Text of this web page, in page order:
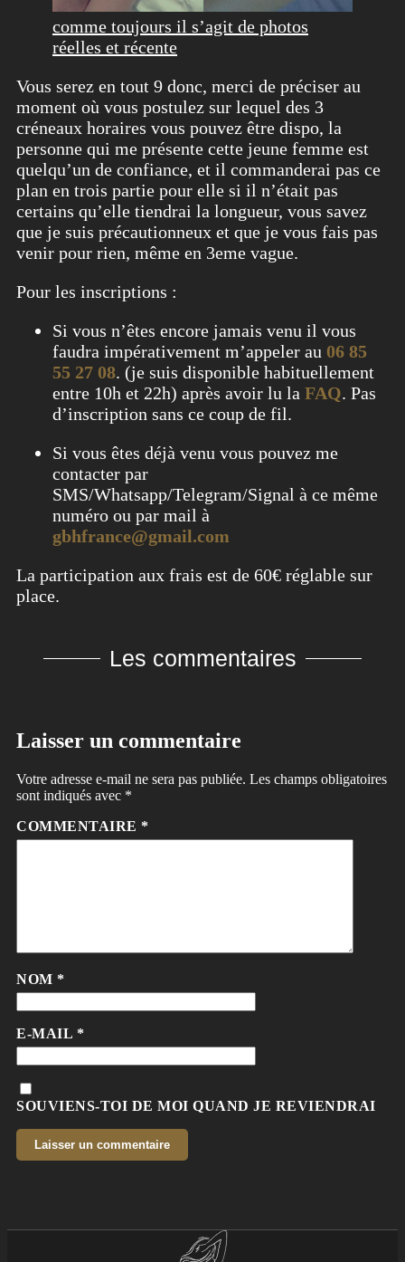
comme toujours il s’agit de photos
réelles et récente
Vous serez en tout 9 donc, merci de préciser au
moment où vous postulez sur lequel des 3
créneaux horaires vous pouvez être dispo, la
personne qui me présente cette jeune femme est
quelqu’un de confiance, et il commanderai pas ce
plan en trois partie pour elle si il n’était pas
certains qu’elle tiendrai la longueur, vous savez
que je suis précautionneux et que je vous fais pas
venir pour rien, même en 3eme vague.
Pour les inscriptions :
Si vous n’êtes encore jamais venu il vous
faudra impérativement m’appeler au 06 85
55 27 08. (je suis disponible habituellement
entre 10h et 22h) après avoir lu la FAQ. Pas
d’inscription sans ce coup de fil.
Si vous êtes déjà venu vous pouvez me
contacter par
SMS/Whatsapp/Telegram/Signal à ce même
numéro ou par mail à
gbhfrance@gmail.com
La participation aux frais est de 60€ réglable sur
place.
Les commentaires
Laisser un commentaire
Votre adresse e-mail ne sera pas publiée. Les champs obligatoires
sont indiqués avec *
COMMENTAIRE *
NOM *
E-MAIL *
SOUVIENS-TOI DE MOI QUAND JE REVIENDRAI